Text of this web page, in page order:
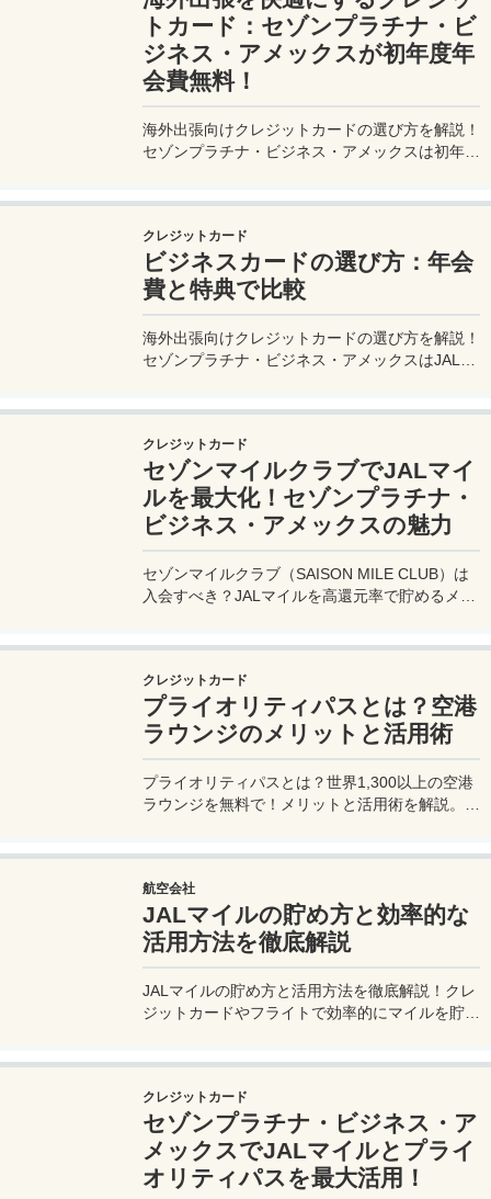
トカード：セゾンプラチナ・ビ
ジネス・アメックスが初年度年
会費無料！
海外出張向けクレジットカードの選び方を解説！
セゾンプラチナ・ビジネス・アメックスは初年度
クレジットカード
ビジネスカードの選び方：年会
費と特典で比較
海外出張向けクレジットカードの選び方を解説！
セゾンプラチナ・ビジネス・アメックスはJALマ
クレジットカード
セゾンマイルクラブでJALマイ
ルを最大化！セゾンプラチナ・
ビジネス・アメックスの魅力
セゾンマイルクラブ（SAISON MILE CLUB）は
入会すべき？JALマイルを高還元率で貯めるメリ
クレジットカード
プライオリティパスとは？空港
ラウンジのメリットと活用術
プライオリティパスとは？世界1,300以上の空港
ラウンジを無料で！メリットと活用術を解説。セ
航空会社
JALマイルの貯め方と効率的な
活用方法を徹底解説
JALマイルの貯め方と活用方法を徹底解説！クレ
ジットカードやフライトで効率的にマイルを貯
クレジットカード
セゾンプラチナ・ビジネス・ア
メックスでJALマイルとプライ
オリティパスを最大活用！